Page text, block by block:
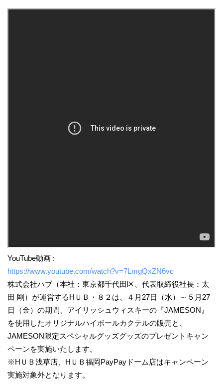
YouTube動画 :
https://www.youtube.com/watch?v=7LmgQxZN6vc
株式会社ハブ（本社：東京都千代田区、代表取締役社長：太
田 剛）が運営するHＵＢ・８２は、４月27日（水）～５月27
日（金）の期間、アイリッシュウィスキーの『JAMESON』
を使用したオリジナルハイボールカクテルの販売と、
JAMESON限定スペシャルグッズグッズのプレゼントキャン
ペーンを実施いたします。
※HＵＢ浅草店、HＵＢ福岡PayPayドーム店はキャンペーン
実施対象外となります。